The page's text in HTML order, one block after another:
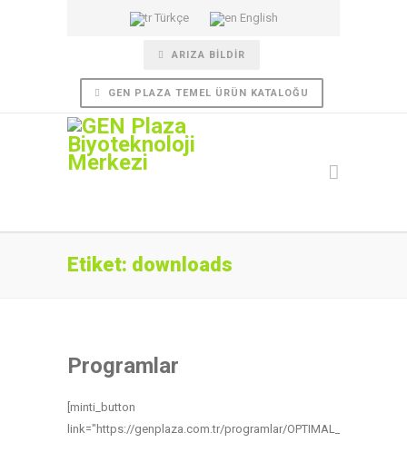
Türkçe English
ARIZA BILDIR
GEN PLAZA TEMEL ÜRÜN KATALOĞU
Etiket: downloads
Programlar
[minti_button
link="https://genplaza.com.tr/programlar/